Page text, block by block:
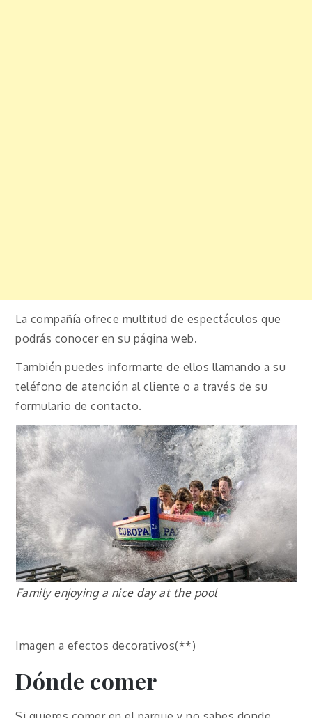
La compañía ofrece multitud de espectáculos que
podrás conocer en su página web.
También puedes informarte de ellos llamando a su
teléfono de atención al cliente o a través de su
formulario de contacto.
Family enjoying a nice day at the pool
Imagen a efectos decorativos(**)
Dónde comer